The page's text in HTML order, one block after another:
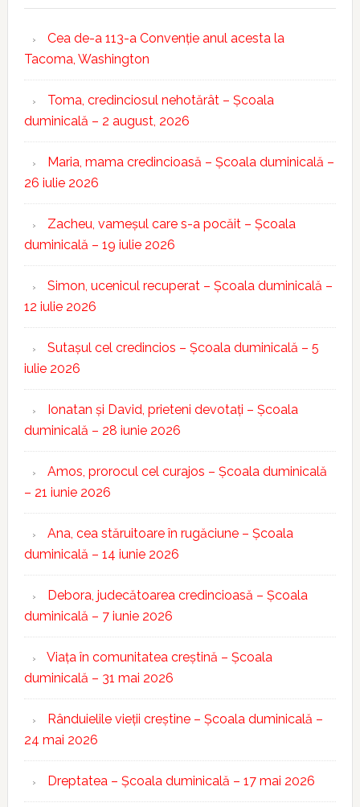
Cea de-a 113-a Convenție anul acesta la
Tacoma, Washington
Toma, credinciosul nehotărât – Școala
duminicală – 2 august, 2026
Maria, mama credincioasă – Școala duminicală –
26 iulie 2026
Zacheu, vameșul care s-a pocăit – Școala
duminicală – 19 iulie 2026
Simon, ucenicul recuperat – Școala duminicală –
12 iulie 2026
Sutașul cel credincios – Școala duminicală – 5
iulie 2026
Ionatan și David, prieteni devotați – Școala
duminicală – 28 iunie 2026
Amos, prorocul cel curajos – Școala duminicală
– 21 iunie 2026
Ana, cea stăruitoare în rugăciune – Școala
duminicală – 14 iunie 2026
Debora, judecătoarea credincioasă – Școala
duminicală – 7 iunie 2026
Viața în comunitatea creștină – Școala
duminicală – 31 mai 2026
Rânduielile vieții creștine – Școala duminicală –
24 mai 2026
Dreptatea – Școala duminicală – 17 mai 2026